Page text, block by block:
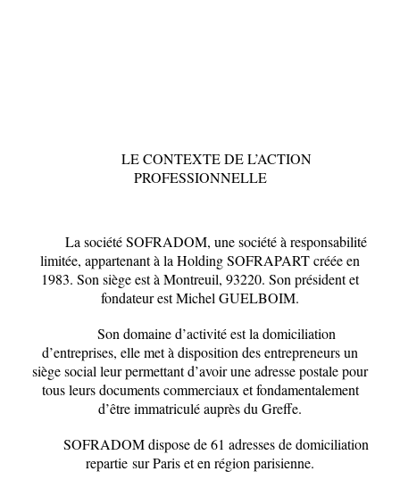
LE CONTEXTE DE L’ACTION
PROFESSIONNELLE
La société SOFRADOM, une société à responsabilité
limitée, appartenant à la Holding SOFRAPART créée en
1983. Son siège est à Montreuil, 93220. Son président et
fondateur est Michel GUELBOIM.
Son domaine d’activité est la domiciliation
d’entreprises, elle met à disposition des entrepreneurs un
siège social leur permettant d’avoir une adresse postale pour
tous leurs documents commerciaux et fondamentalement
d’être immatriculé auprès du Greffe.
SOFRADOM dispose de 61 adresses de domiciliation
repartie sur Paris et en région parisienne.